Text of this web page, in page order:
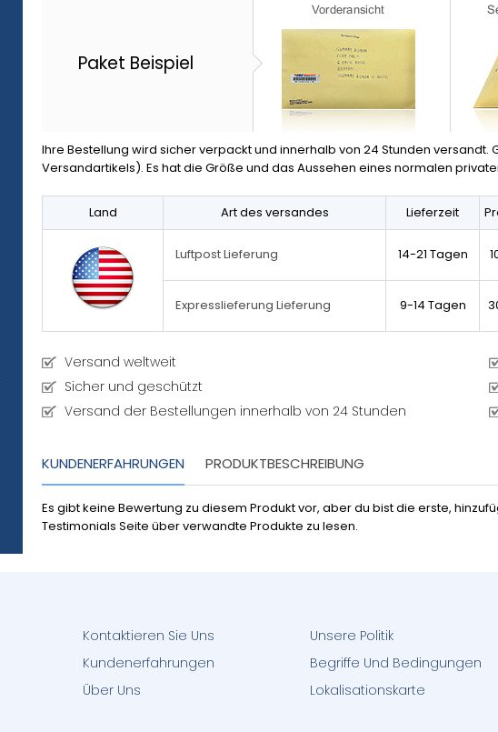
Paket Beispiel
Ihre Bestellung wird sicher verpackt und innerhalb von 24 Stunden versandt.
Versandartikels). Es hat die Größe und das Aussehen eines normalen
Land Art des versandes Lieferzeit
Luftpost Lieferung 14-21 Tagen
Expresslieferung Lieferung 9-14 Tagen
Versand weltweit
Sicher und geschützt
Versand der Bestellungen innerhalb von 24 Stunden
KUNDENERFAHRUNGEN PRODUKTBESCHREIBUNG
Es gibt keine Bewertung zu diesem Produkt vor, aber du bist die erste,
Testimonials Seite über verwandte Produkte zu lesen.
Kontaktieren Sie Uns
Kundenerfahrungen
Über Uns
Unsere Politik
Begriffe Und Bedingungen
Lokalisationskarte